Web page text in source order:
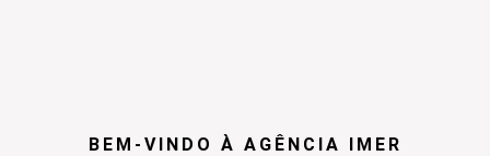
BEM-VINDO À AGÊNCIA IMER